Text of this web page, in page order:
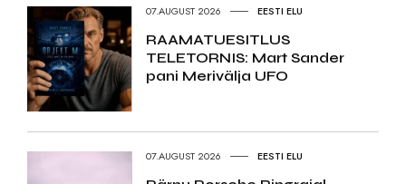
07.AUGUST 2026 EESTI ELU
RAAMATUESITLUS
TELETORNIS: Mart Sander
pani Merivälja UFO
07.AUGUST 2026 EESTI ELU